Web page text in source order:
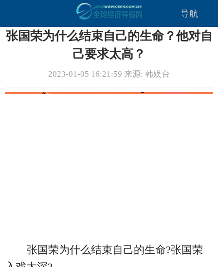
导航
张国荣为什么结束自己的生命？他对自
己要求太高？
2023-01-05 16:21:59 来源: 韩娱台
张国荣为什么结束自己的生命?张国荣